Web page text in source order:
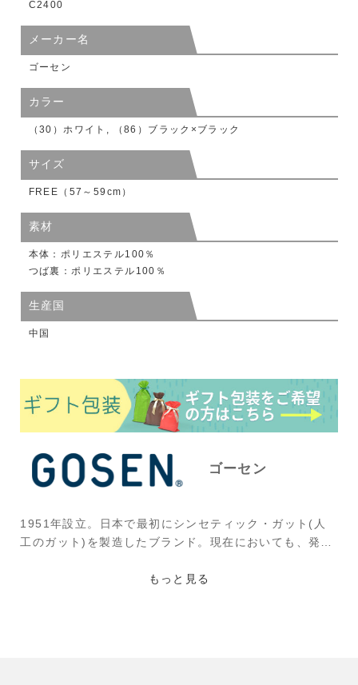
C2400
メーカー名
ゴーセン
カラー
（30）ホワイト, （86）ブラック×ブラック
サイズ
FREE（57～59cm）
素材
本体：ポリエステル100％
つば裏：ポリエステル100％
生産国
中国
ゴーセン
1951年設立。日本で最初にシンセティック・ガット(人
工のガット)を製造したブランド。現在においても、発売
ツメーカーの中では最も多い。また、1960年代からラケ
もっと見る